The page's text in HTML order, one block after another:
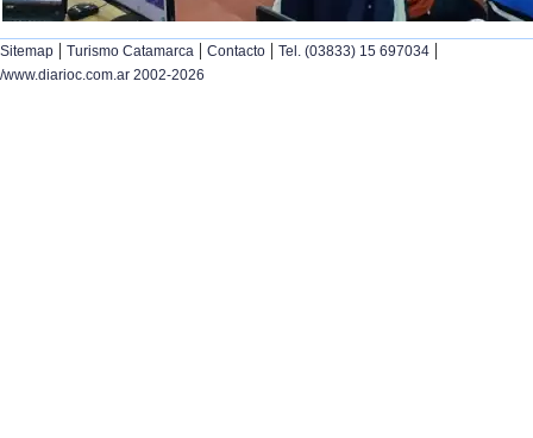
Sitemap | Turismo Catamarca | Contacto | Tel. (03833) 15 697034 |
/www.diarioc.com.ar 2002-2026